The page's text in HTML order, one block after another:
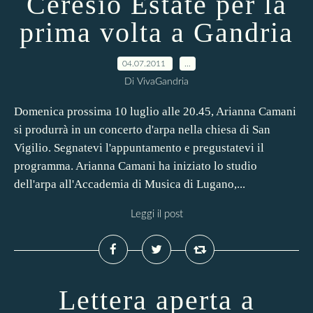
prima volta a Gandria
04.07.2011
Di VivaGandria
Domenica prossima 10 luglio alle 20.45, Arianna Camani
si produrrà in un concerto d'arpa nella chiesa di San
Vigilio. Segnatevi l'appuntamento e pregustatevi il
programma. Arianna Camani ha iniziato lo studio
dell'arpa all'Accademia di Musica di Lugano,...
Leggi il post
Lettera aperta a